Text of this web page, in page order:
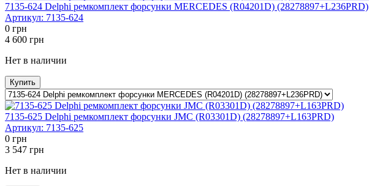
7135-624 Delphi ремкомплект форсунки MERCEDES (R04201D) (28278897+L236PRD)
Артикул: 7135-624
0 грн
4 600 грн
Нет в наличии
Купить
7135-625 Delphi ремкомплект форсунки JMC (R03301D) (28278897+L163PRD)
Артикул: 7135-625
0 грн
3 547 грн
Нет в наличии